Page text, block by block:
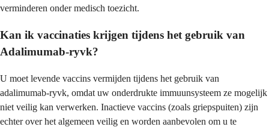
verminderen onder medisch toezicht.
Kan ik vaccinaties krijgen tijdens het gebruik van
Adalimumab-ryvk?
U moet levende vaccins vermijden tijdens het gebruik van
adalimumab-ryvk, omdat uw onderdrukte immuunsysteem ze mogelijk
niet veilig kan verwerken. Inactieve vaccins (zoals griepspuiten) zijn
echter over het algemeen veilig en worden aanbevolen om u te